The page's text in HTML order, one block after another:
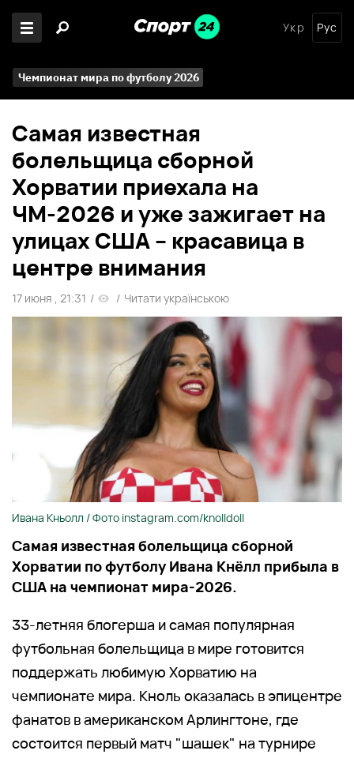
Укр Рус
Чемпионат мира по футболу 2026
Самая известная
болельщица сборной
Хорватии приехала на
ЧМ-2026 и уже зажигает на
улицах США – красавица в
центре внимания
17 июня , 21:31 / / Читати українською
Ивана Кньолл / Фото instagram.com/knolldoll
Самая известная болельщица сборной
Хорватии по футболу Ивана Кнёлл прибыла в
США на чемпионат мира-2026.
33-летняя блогерша и самая популярная
футбольная болельщица в мире готовится
поддержать любимую Хорватию на
чемпионате мира. Кноль оказалась в эпицентре
фанатов в американском Арлингтоне, где
состоится первый матч "шашек" на турнире